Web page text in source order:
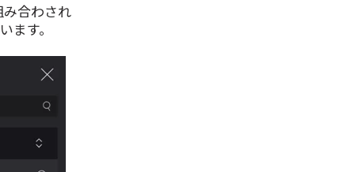
合わされ
ます。